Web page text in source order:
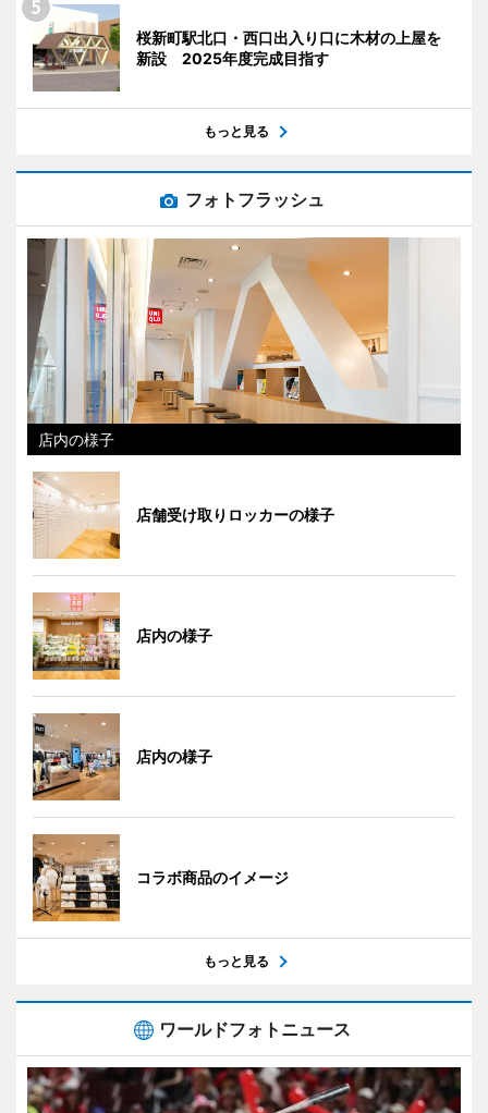
桜新町駅北口・西口出入り口に木材の上屋を
新設 2025年度完成目指す
もっと見る
フォトフラッシュ
店内の様子
店舗受け取りロッカーの様子
店内の様子
店内の様子
コラボ商品のイメージ
もっと見る
ワールドフォトニュース